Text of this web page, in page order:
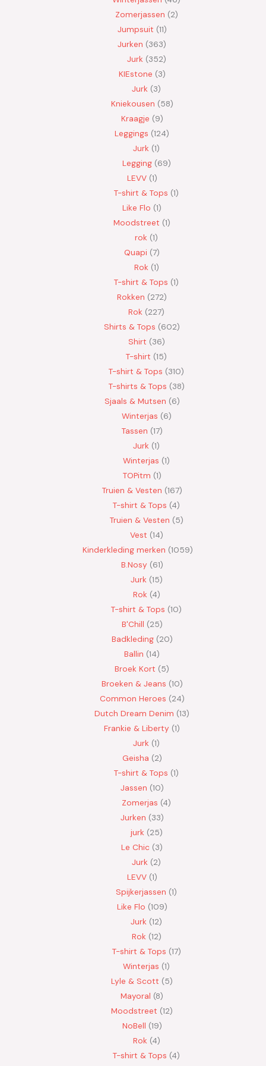
Zomerjassen 2
Jumpsuit 11
Jurken 363
Jurk 352
KIEstone 3
Jurk 3
Kniekousen 58
Kraagje 9
Leggings 124
Jurk 1
Legging 69
LEVV 1
T-shirt & Tops 1
Like Flo 1
Moodstreet 1
rok 1
Quapi 7
Rok 1
T-shirt & Tops 1
Rokken 272
Rok 227
Shirts & Tops 602
Shirt 36
T-shirt 15
T-shirt & Tops 310
T-shirts & Tops 38
Sjaals & Mutsen 6
Winterjas 6
Tassen 17
Jurk 1
Winterjas 1
TOPitm 1
Truien & Vesten 167
T-shirt & Tops 4
Truien & Vesten 5
Vest 14
Kinderkleding merken 1059
B.Nosy 61
Jurk 15
Rok 4
T-shirt & Tops 10
B'Chill 25
Badkleding 20
Ballin 14
Broek Kort 5
Broeken & Jeans 10
Common Heroes 24
Dutch Dream Denim 13
Frankie & Liberty 1
Jurk 1
Geisha 2
T-shirt & Tops 1
Jassen 10
Zomerjas 4
Jurken 33
jurk 25
Le Chic 3
Jurk 2
LEVV 1
Spijkerjassen 1
Like Flo 109
Jurk 12
Rok 12
T-shirt & Tops 17
Winterjas 1
Lyle & Scott 5
Mayoral 8
Moodstreet 12
NoBell 19
Rok 4
T-shirt & Tops 4